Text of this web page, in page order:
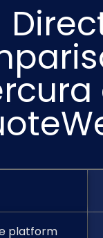
platform